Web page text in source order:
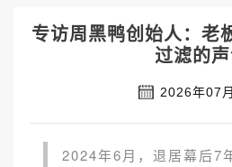
专访周黑鸭创始人：老
过滤的
2026年07
2024年6月，退居幕后7